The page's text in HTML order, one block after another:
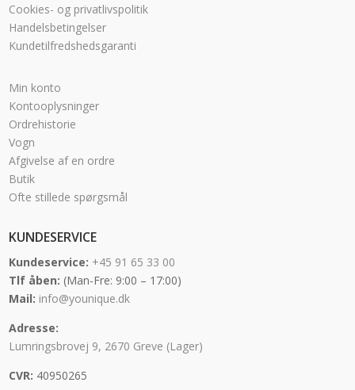
Cookies- og privatlivspolitik
Handelsbetingelser
Kundetilfredshedsgaranti
Min konto
Kontooplysninger
Ordrehistorie
Vogn
Afgivelse af en ordre
Butik
Ofte stillede spørgsmål
KUNDESERVICE
Kundeservice: +45 91 65 33 00
Tlf åben: (Man-Fre: 9:00 – 17:00)
Mail: info@younique.dk
Adresse:
Lumringsbrovej 9, 2670 Greve (Lager)
CVR: 40950265